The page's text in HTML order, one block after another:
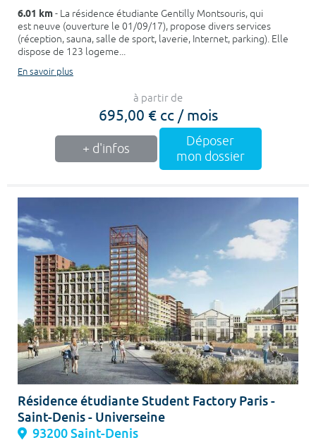
6.01 km- La résidence étudiante Gentilly Montsouris, qui
est neuve (ouverture le 01/09/17), propose divers services
(réception, sauna, salle de sport, laverie, Internet, parking). Elle
dispose de 123 logeme...
En savoir plus
à partir de
695,00 € cc / mois
+ d'infos
Déposer
mon dossier
Résidence étudiante Student Factory Paris -
Saint-Denis - Universeine
93200 Saint-Denis